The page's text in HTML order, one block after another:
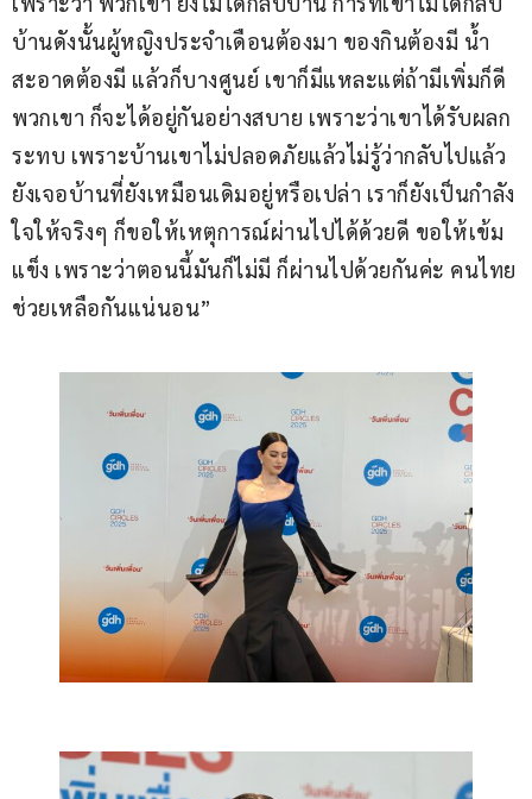
บ้านดังนั้นผู้หญิงประจำเดือนต้องมา ของกินต้องมี น้ำ
สะอาดต้องมี แล้วก็บางศูนย์ เขาก็มีแหละแต่ถ้ามีเพิ่มก็ดี
พวกเขา ก็จะได้อยู่กันอย่างสบาย เพราะว่าเขาได้รับผลก
ระทบ เพราะบ้านเขาไม่ปลอดภัยแล้วไม่รู้ว่ากลับไปแล้ว
ยังเจอบ้านที่ยังเหมือนเดิมอยู่หรือเปล่า เราก็ยังเป็นกำลัง
ใจให้จริงๆ ก็ขอให้เหตุการณ์ผ่านไปได้ด้วยดี ขอให้เข้ม
แข็ง เพราะว่าตอนนี้มันก็ไม่มี ก็ผ่านไปด้วยกันค่ะ คนไทย
ช่วยเหลือกันแน่นอน”